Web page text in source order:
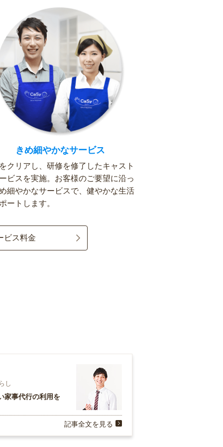
きめ細やかなサービス
クリアし、研修を修了したキャスト
ビスを実施。お客様のご要望に沿っ
細やかなサービスで、健やかな生活
ートします。
ビス料金
し
家事代行の利用を
記事全文を見る